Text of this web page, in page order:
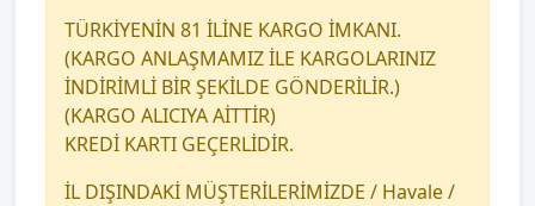
TÜRKİYENİN 81 İLİNE KARGO İMKANI.
(KARGO ANLAŞMAMIZ İLE KARGOLARINIZ
İNDİRİMLİ BİR ŞEKİLDE GÖNDERİLİR.)
(KARGO ALICIYA AİTTİR)
KREDİ KARTI GEÇERLİDİR.
İL DIŞINDAKİ MÜŞTERİLERİMİZDE / Havale /